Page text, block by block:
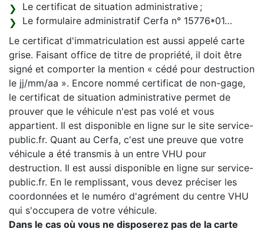
Le certificat de situation administrative ;
Le formulaire administratif Cerfa n° 15776*01…
Le certificat d'immatriculation est aussi appelé carte
grise. Faisant office de titre de propriété, il doit être
signé et comporter la mention « cédé pour destruction
le jj/mm/aa ». Encore nommé certificat de non-gage,
le certificat de situation administrative permet de
prouver que le véhicule n'est pas volé et vous
appartient. Il est disponible en ligne sur le site service-
public.fr. Quant au Cerfa, c'est une preuve que votre
véhicule a été transmis à un entre VHU pour
destruction. Il est aussi disponible en ligne sur service-
public.fr. En le remplissant, vous devez préciser les
coordonnées et le numéro d'agrément du centre VHU
qui s'occupera de votre véhicule.
Dans le cas où vous ne disposerez pas de la carte